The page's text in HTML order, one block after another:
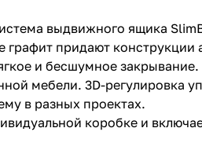
выдвижного ящика
графит придают
и бесшумное
мебели. 3D-регулировка
в разных проектах.
коробке и